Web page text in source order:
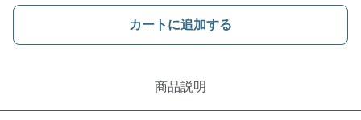
カートに追加する
商品説明